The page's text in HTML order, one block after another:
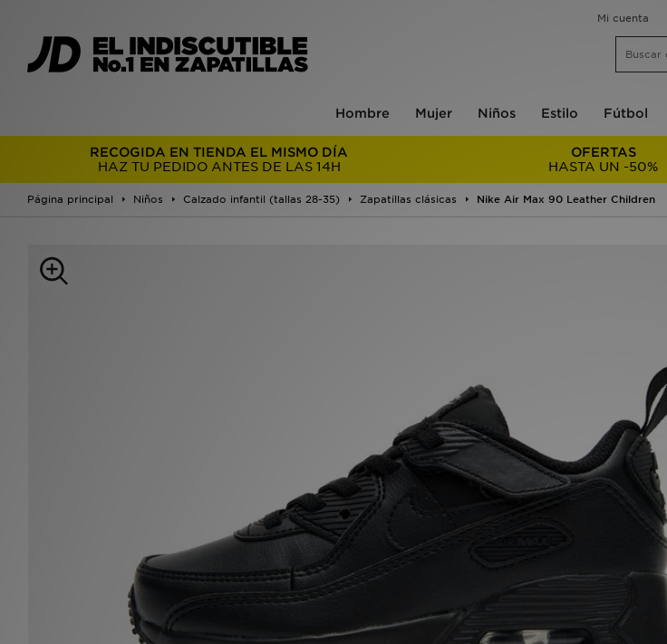
Mi cuenta
Hombre Mujer Niños Estilo Fútbol
RECOGIDA EN TIENDA EL MISMO DÍA
HAZ TU PEDIDO ANTES DE LAS 14H
OFERTAS
HASTA UN -50%
Página principal Niños Calzado infantil (tallas 28-35) Zapatillas clásicas Nike Air Max 90 Leather Children